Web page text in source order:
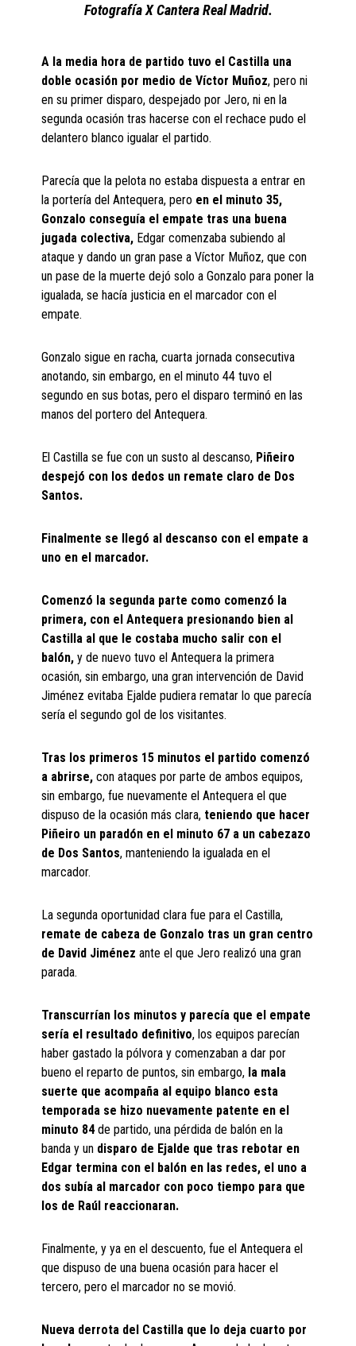
Fotografía X Cantera Real Madrid.
A la media hora de partido tuvo el Castilla una
doble ocasión por medio de Víctor Muñoz, pero ni
en su primer disparo, despejado por Jero, ni en la
segunda ocasión tras hacerse con el rechace pudo el
delantero blanco igualar el partido.
Parecía que la pelota no estaba dispuesta a entrar en
la portería del Antequera, pero en el minuto 35,
Gonzalo conseguía el empate tras una buena
jugada colectiva, Edgar comenzaba subiendo al
ataque y dando un gran pase a Víctor Muñoz, que con
un pase de la muerte dejó solo a Gonzalo para poner la
igualada, se hacía justicia en el marcador con el
empate.
Gonzalo sigue en racha, cuarta jornada consecutiva
anotando, sin embargo, en el minuto 44 tuvo el
segundo en sus botas, pero el disparo terminó en las
manos del portero del Antequera.
El Castilla se fue con un susto al descanso, Piñeiro
despejó con los dedos un remate claro de Dos
Santos.
Finalmente se llegó al descanso con el empate a
uno en el marcador.
Comenzó la segunda parte como comenzó la
primera, con el Antequera presionando bien al
Castilla al que le costaba mucho salir con el
balón, y de nuevo tuvo el Antequera la primera
ocasión, sin embargo, una gran intervención de David
Jiménez evitaba Ejalde pudiera rematar lo que parecía
sería el segundo gol de los visitantes.
Tras los primeros 15 minutos el partido comenzó
a abrirse, con ataques por parte de ambos equipos,
sin embargo, fue nuevamente el Antequera el que
dispuso de la ocasión más clara, teniendo que hacer
Piñeiro un paradón en el minuto 67 a un cabezazo
de Dos Santos, manteniendo la igualada en el
marcador.
La segunda oportunidad clara fue para el Castilla,
remate de cabeza de Gonzalo tras un gran centro
de David Jiménezante el que Jero realizó una gran
parada.
Transcurrían los minutos y parecía que el empate
sería el resultado definitivo, los equipos parecían
haber gastado la pólvora y comenzaban a dar por
bueno el reparto de puntos, sin embargo, la mala
suerte que acompaña al equipo blanco esta
temporada se hizo nuevamente patente en el
minuto 84de partido, una pérdida de balón en la
banda y un disparo de Ejalde que tras rebotar en
Edgar termina con el balón en las redes, el uno a
dos subía al marcador con poco tiempo para que
los de Raúl reaccionaran.
Finalmente, y ya en el descuento, fue el Antequera el
que dispuso de una buena ocasión para hacer el
tercero, pero el marcador no se movió.
Nueva derrota del Castilla que lo deja cuarto por